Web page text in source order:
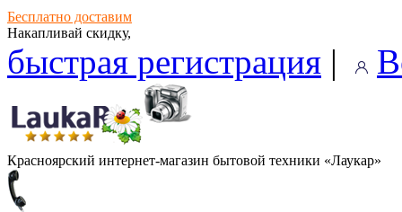
Бесплатно доставим
Накапливай скидку,
быстрая регистрация |
Красноярский интернет-магазин бытовой техники «Лаукар»